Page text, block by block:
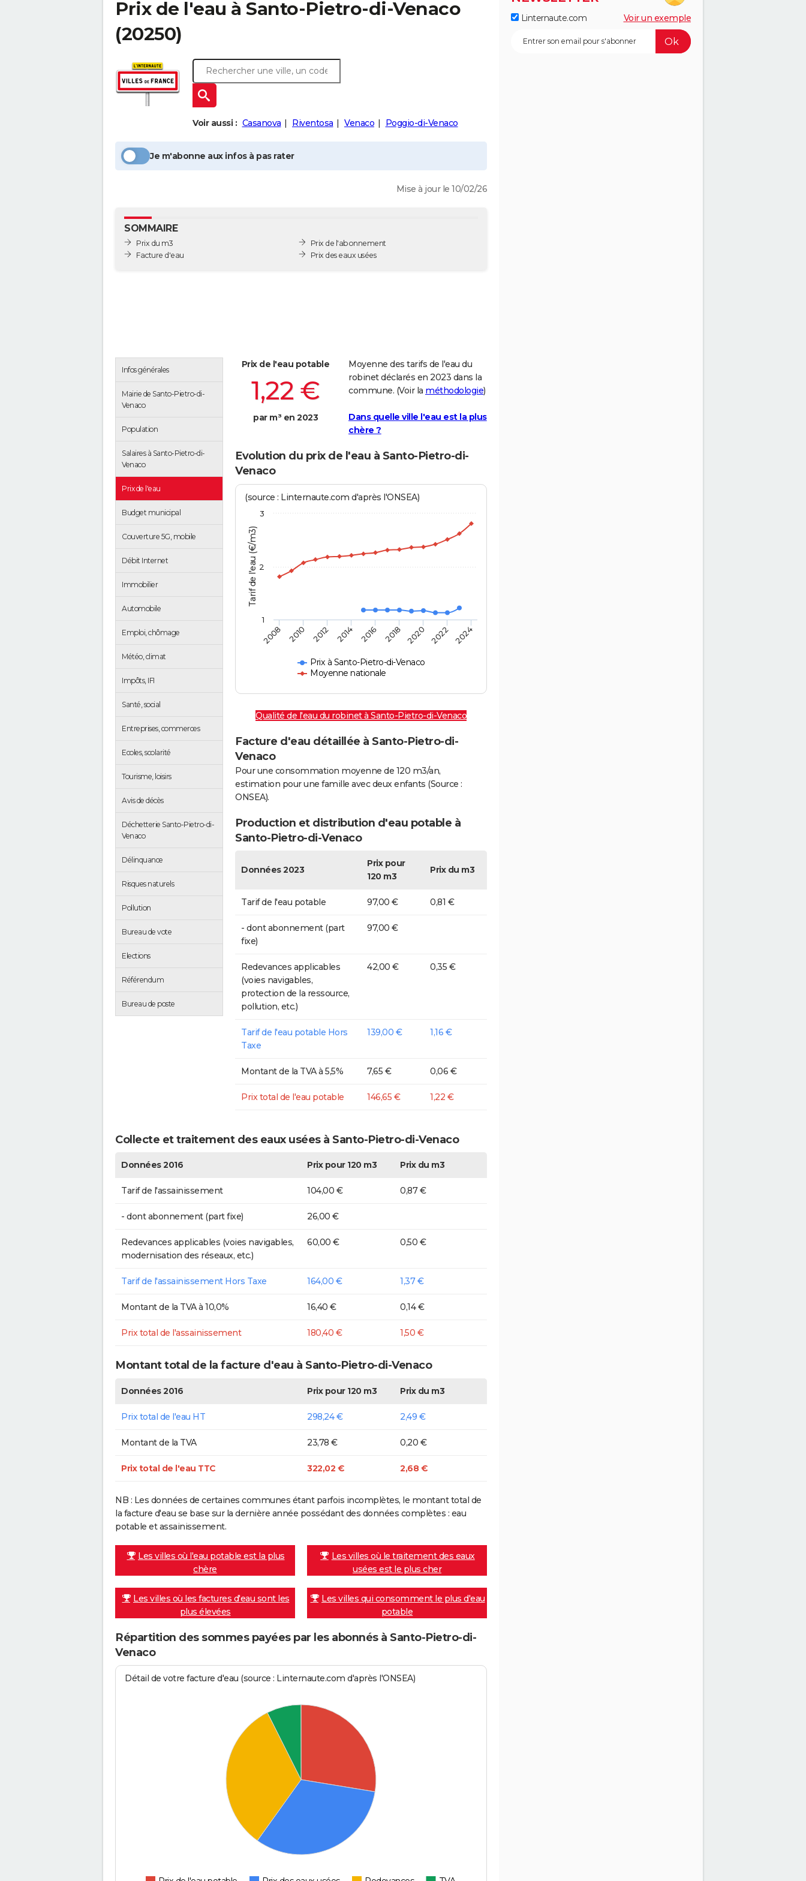
Prix de l'eau à Santo-Pietro-di-Venaco
(20250)
Voir aussi : Casanova Riventosa Venaco Poggio-di-Venaco
Je m'abonne aux infos à pas rater
Mise à jour le 10/02/26
SOMMAIRE
Prix du m3
Facture d'eau
Prix de l'abonnement
Prix des eaux usées
Infos générales
Mairie de Santo-Pietro-di-
Venaco
Population
Salaires à Santo-Pietro-di-
Venaco
Prix de l'eau
Budget municipal
Couverture 5G, mobile
Débit Internet
Immobilier
Automobile
Emploi, chômage
Météo, climat
Impôts, IFI
Santé, social
Entreprises, commerces
Ecoles, scolarité
Tourisme, loisirs
Avis de décès
Déchetterie Santo-Pietro-di-
Venaco
Délinquance
Risques naturels
Pollution
Bureau de vote
Elections
Référendum
Bureau de poste
Prix de l'eau potable
1,22 €
par m³ en 2023
Moyenne des tarifs de l'eau du
robinet déclarés en 2023 dans la
commune. (Voir la méthodologie)
Dans quelle ville l'eau est la plus
chère ?
Evolution du prix de l'eau à Santo-Pietro-di-
Venaco
Tarif de l'eau (€/m3)
(source : Linternaute.com d'après l'ONSEA)
Prix à Santo-Pietro-di-Venaco
Moyenne nationale
2008 2010 2012 2014 2016 2018 2020 2022 2024
1
2
3
Qualité de l'eau du robinet à Santo-Pietro-di-Venaco
Facture d'eau détaillée à Santo-Pietro-di-
Venaco
Pour une consommation moyenne de 120 m3/an,
estimation pour une famille avec deux enfants (Source :
ONSEA).
Production et distribution d'eau potable à
Santo-Pietro-di-Venaco
Données 2023
Prix pour
120 m3
Prix du m3
Tarif de l'eau potable 97,00 € 0,81 €
- dont abonnement (part
fixe)
97,00 €
Redevances applicables
(voies navigables,
protection de la ressource,
pollution, etc.)
42,00 € 0,35 €
Tarif de l'eau potable Hors
Taxe
139,00 € 1,16 €
Montant de la TVA à 5,5% 7,65 € 0,06 €
Prix total de l'eau potable 146,65 € 1,22 €
Collecte et traitement des eaux usées à Santo-Pietro-di-Venaco
Données 2016 Prix pour 120 m3 Prix du m3
Tarif de l'assainissement 104,00 € 0,87 €
- dont abonnement (part fixe) 26,00 €
Redevances applicables (voies navigables,
modernisation des réseaux, etc.)
60,00 € 0,50 €
Tarif de l'assainissement Hors Taxe 164,00 € 1,37 €
Montant de la TVA à 10,0% 16,40 € 0,14 €
Prix total de l'assainissement 180,40 € 1,50 €
Montant total de la facture d'eau à Santo-Pietro-di-Venaco
Données 2016 Prix pour 120 m3 Prix du m3
Prix total de l'eau HT 298,24 € 2,49 €
Montant de la TVA 23,78 € 0,20 €
Prix total de l'eau TTC 322,02 € 2,68 €
NB : Les données de certaines communes étant parfois incomplètes, le montant total de
la facture d'eau se base sur la dernière année possédant des données complètes : eau
potable et assainissement.
Les villes où l'eau potable est la plus
chère
Les villes où le traitement des eaux
usées est le plus cher
Les villes où les factures d'eau sont les
plus élevées
Les villes qui consomment le plus d'eau
potable
Répartition des sommes payées par les abonnés à Santo-Pietro-di-
Venaco
Détail de votre facture d'eau (source : Linternaute.com d'après l'ONSEA)
Linternaute.com Voir un exemple